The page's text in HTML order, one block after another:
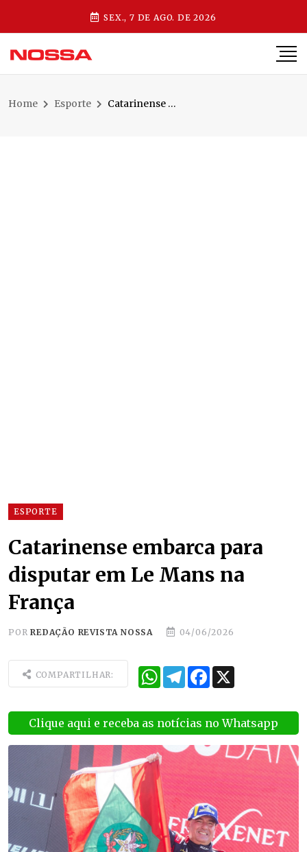
SEX., 7 DE AGO. DE 2026
Home Esporte Catarinense embarca para disputar em Le Mans na França
ESPORTE
Catarinense embarca para
disputar em Le Mans na
França
PORREDAÇÃO REVISTA NOSSA 04/06/2026
COMPARTILHAR: WhatsApp
TelegramFacebook
Clique aqui e receba as notícias no Whatsapp